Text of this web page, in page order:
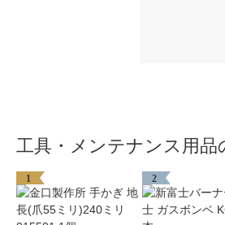
工具・メンテナンス用
1 2